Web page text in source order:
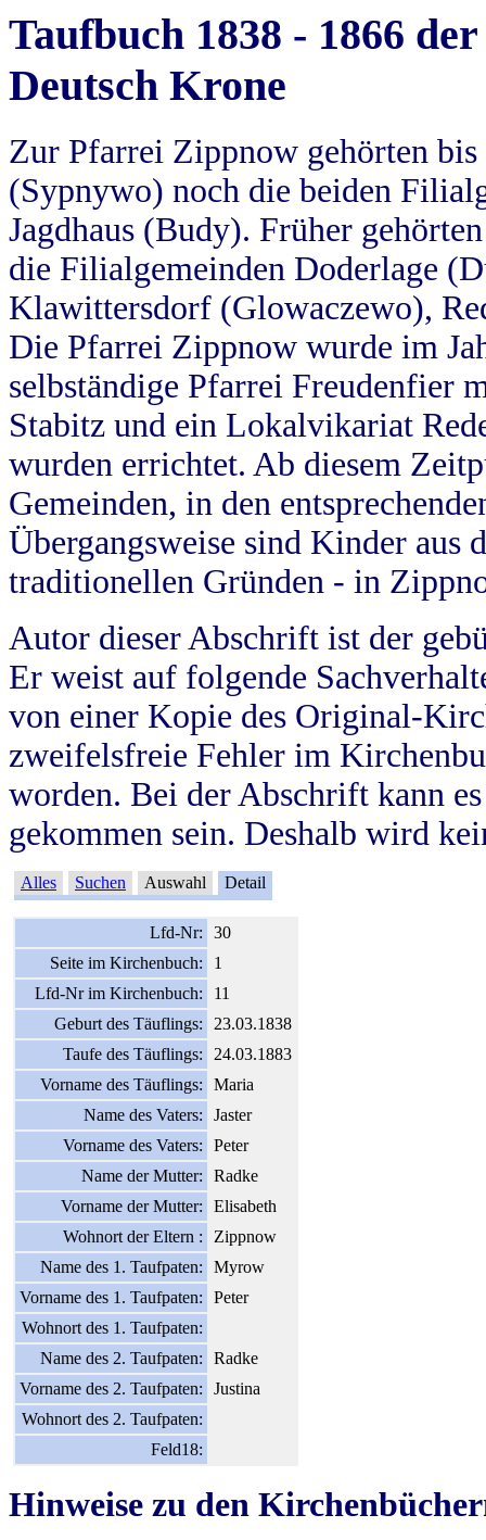
Taufbuch 1838 - 1866
Deutsch Krone
Zur Pfarrei Zippnow gehörten
(Sypnywo) noch die beiden
Jagdhaus (Budy). Früher
die Filialgemeinden Doderlage
Klawittersdorf (Glowaczewo),
Die Pfarrei Zippnow wurde im
selbständige Pfarrei Freudenfier
Stabitz und ein Lokalvikariat
wurden errichtet. Ab diesem
Gemeinden, in den
Übergangsweise sind Kinder aus
traditionellen Gründen - in
Autor dieser Abschrift ist der
Er weist auf folgende
von einer Kopie des Original-
zweifelsfreie Fehler im
worden. Bei der Abschrift kann
gekommen sein. Deshalb wird
Alles Suchen Auswahl Detail
Lfd-Nr:
30
Seite im Kirchenbuch:
1
Lfd-Nr im Kirchenbuch:
11
Geburt des Täuflings:
23.03.1838
Taufe des Täuflings:
24.03.1883
Vorname des Täuflings:
Maria
Name des Vaters:
Jaster
Vorname des Vaters:
Peter
Name der Mutter:
Radke
Vorname der Mutter:
Elisabeth
Wohnort der Eltern :
Zippnow
Name des 1. Taufpaten:
Myrow
Vorname des 1. Taufpaten:
Peter
Wohnort des 1. Taufpaten:
Name des 2. Taufpaten:
Radke
Vorname des 2. Taufpaten:
Justina
Wohnort des 2. Taufpaten:
Feld18:
Hinweise zu den